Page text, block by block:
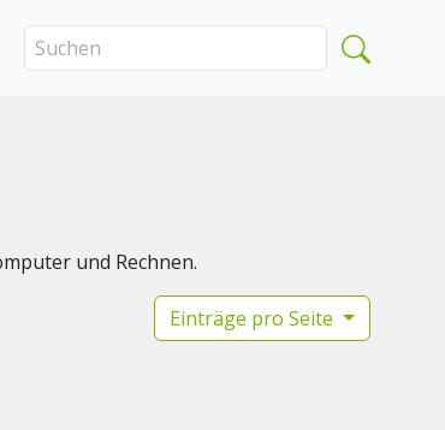
und Rechnen.
Einträge pro Seite